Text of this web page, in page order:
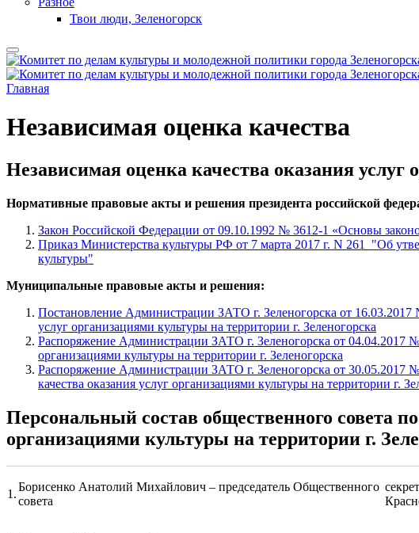
Твои люди, Зеленогорск
Главная
Независимая оценка качества
Независимая оценка качества оказания услуг
Нормативные правовые акты и решения президента российской
Закон Российской Федерации от 09.10.1992 № 3612-1 «Основы
Приказ Министерства культуры РФ от 7 марта 2017 г. N 261 "Об
культуры"
Муниципальные правовые акты и решения:
Постановление Администрации ЗАТО г. Зеленогорска от
услуг организациями культуры на территории г. Зеленогорска
Распоряжение Администрации ЗАТО г. Зеленогорска от 04.04.2017
организациями культуры на территории г. Зеленогорска
Распоряжение Администрации ЗАТО г. Зеленогорска от 30.05.2017
качества оказания услуг организациями культуры на территории г.
Персональный состав общественного совета
организациями культуры на территории г.
1.
Борисенко Анатолий Михайлович – председатель Общественного
совета